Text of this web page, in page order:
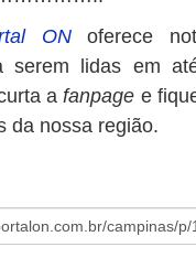
ONoferece
serem lidas em
afanpage e
da nossa região.